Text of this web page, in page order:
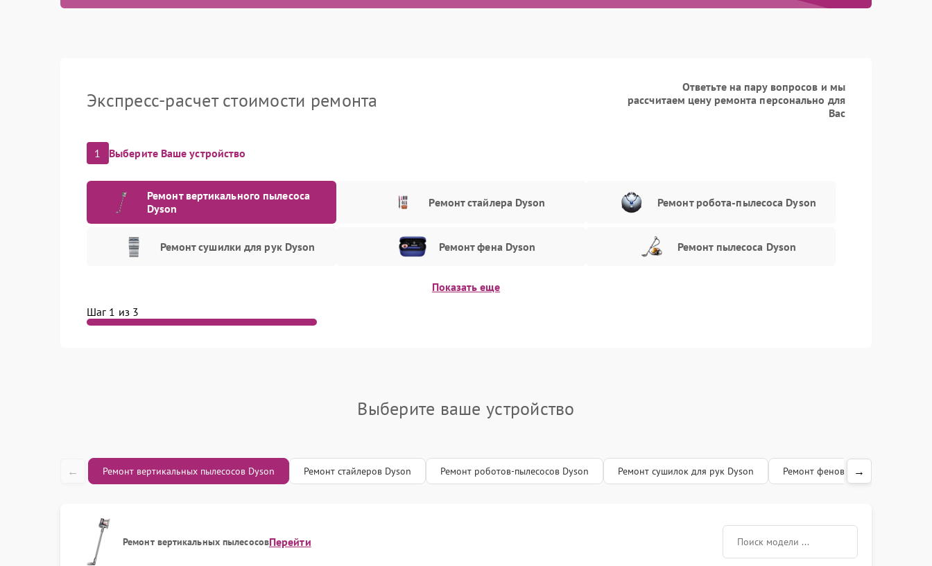
Экспресс-расчет стоимости ремонта
Ответьте на пару вопросов и мы
рассчитаем цену ремонта персонально для
Вас
1 Выберите Ваше устройство
Ремонт вертикального пылесоса
Dyson
Ремонт стайлера Dyson Ремонт робота-пылесоса Dyson
Ремонт сушилки для рук Dyson Ремонт фена Dyson Ремонт пылесоса Dyson
Показать еще
Шаг 1 из 3
Выберите ваше устройство
← Ремонт вертикальных пылесосов Dyson Ремонт стайлеров Dyson Ремонт роботов-пылесосов Dyson Ремонт сушилок для рук Dyson Ремонт фенов Dyson
→
Ремонт вертикальных пылесосовПерейти